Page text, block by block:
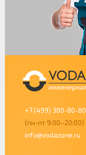
+7 (499) 380-80-80
(пн-пт 9:00–20:00)
info@vodazone.ru